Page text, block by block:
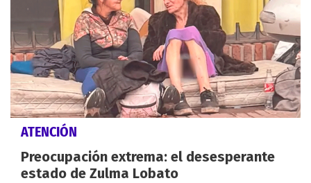
ATENCIÓN
Preocupación extrema: el desesperante
estado de Zulma Lobato